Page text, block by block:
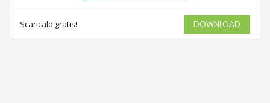
Scaricalo gratis! DOWNLOAD